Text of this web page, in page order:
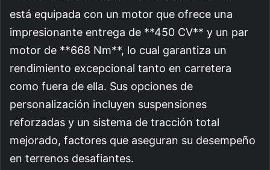
está equipada con un motor que ofrece una
impresionante entrega de **450 CV** y un par
motor de **668 Nm**, lo cual garantiza un
rendimiento excepcional tanto en carretera
como fuera de ella. Sus opciones de
personalización incluyen suspensiones
reforzadas y un sistema de tracción total
mejorado, factores que aseguran su desempeño
en terrenos desafiantes.